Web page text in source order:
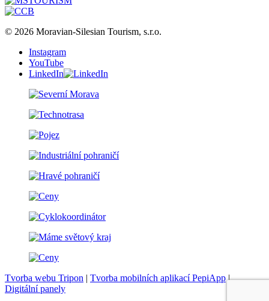
© 2026 Moravian-Silesian Tourism, s.r.o.
Instagram
YouTube
LinkedIn
Tvorba webu Tripon | Tvorba mobilních aplikací PepiApp|
Digitální panely